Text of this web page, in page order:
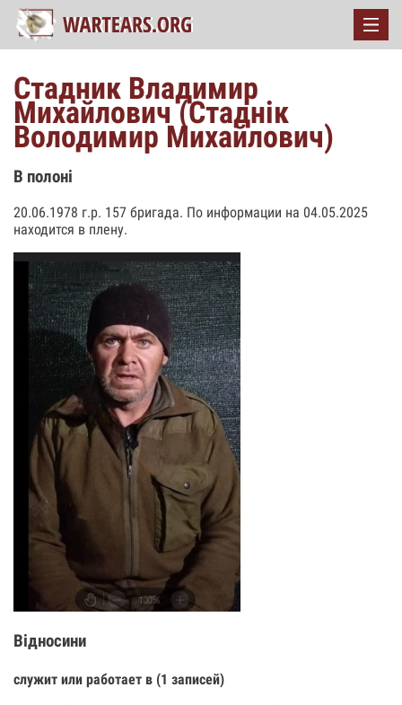
Стадник Владимир
Михайлович (Стаднік
Володимир Михайлович)
В полоні
20.06.1978 г.р. 157 бригада. По информации на 04.05.2025
находится в плену.
Відносини
служит или работает в (1 записей)